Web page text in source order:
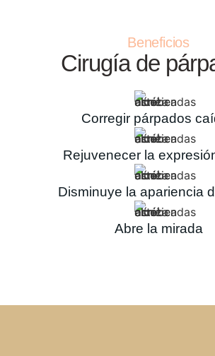
Beneficios
Cirugía de
Corregir párpados
Rejuvenecer la
Disminuye la apariencia
Abre la mirada